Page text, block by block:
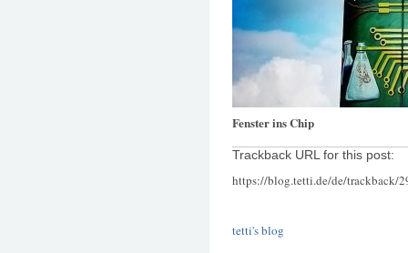
Fenster ins Chip
Trackback URL for this post:
https://blog.tetti.de/de/trackback/
tetti's blog